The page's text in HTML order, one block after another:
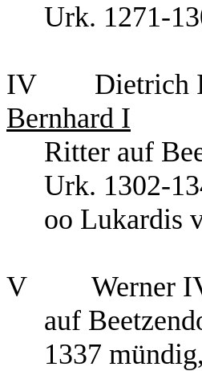
Urk. 1271-
IV
Bernhard I
Ritter auf
Urk.
oo Lukardis
V Werner
auf
1337